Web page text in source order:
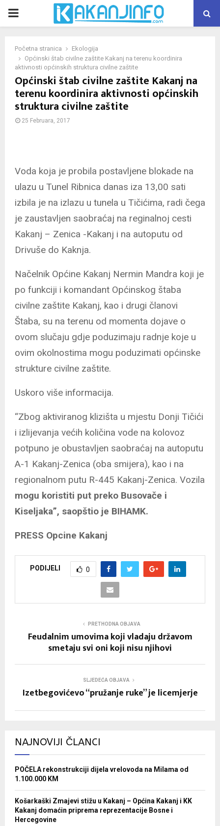
PRIMARY
Početna stranica
Ekologija
Općinski štab civilne zaštite Kakanj na terenu koordinira
aktivnosti općinskih struktura civilne zaštite
Općinski štab civilne zaštite Kakanj na
terenu koordinira aktivnosti općinskih
struktura civilne zaštite
25 Februara, 2017
Voda koja je probila postavljene blokade na
ulazu u Tunel Ribnica danas iza 13,00 sati
izbila je na izlazu u tunela u Tičićima, radi čega
je zaustavljen saobraćaj na reginalnoj cesti
Kakanj – Zenica -Kakanj i na autoputu od
Drivuše do Kaknja.
Načelnik Općine Kakanj Nermin Mandra koji je
po funkciji i komandant Općinskog štaba
civilne zaštite Kakanj, kao i drugi članovi
Štaba, su na terenu od momenta dojave o
ovom slučaju gdje poduzimaju radnje koje u
ovim okolnostima mogu poduzimati općinske
strukture civilne zaštite.
Uskoro više informacija.
“Zbog aktiviranog klizišta u mjestu Donji Tičići
i izlijevanja većih količina vode na kolovoz
potpuno je obustavljen saobraćaj na autoputu
A-1 Kakanj-Zenica (oba smijera), kao i na
regionalnom putu R-445 Kakanj-Zenica. Vozila
mogu koristiti put preko Busovače i
Kiseljaka”, saopštio je BIHAMK.
PRESS Opcine Kakanj
PODIJELI 0
PRETHODNA OBJAVA
Feudalnim umovima koji vladaju državom
smetaju svi oni koji nisu njihovi
SLJEDEĆA OBJAVA
Izetbegovićevo “pružanje ruke” je licemjerje
NAJNOVIJI ČLANCI
POČELA rekonstrukciji dijela vrelovoda na Milama od
1.100.000 KM
Košarkaški Zmajevi stižu u Kakanj – Općina Kakanj i KK
Kakanj domaćin priprema reprezentacije Bosne i
Hercegovine